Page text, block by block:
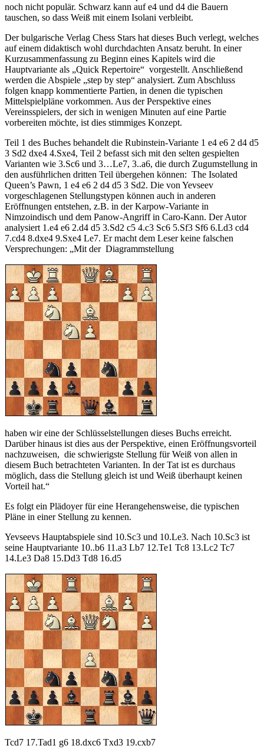
noch nicht populär. Schwarz kann auf e4 und d4 die Bauern
tauschen, so dass Weiß mit einem Isolani verbleibt.
Der bulgarische Verlag Chess Stars hat dieses Buch verlegt, welches
auf einem didaktisch wohl durchdachten Ansatz beruht. In einer
Kurzusammenfassung zu Beginn eines Kapitels wird die
Hauptvariante als „Quick Repertoire“ vorgestellt. Anschließend
werden die Abspiele „step by step“ analysiert. Zum Abschluss
folgen knapp kommentierte Partien, in denen die typischen
Mittelspielpläne vorkommen. Aus der Perspektive eines
Vereinsspielers, der sich in wenigen Minuten auf eine Partie
vorbereiten möchte, ist dies stimmiges Konzept.
Teil 1 des Buches behandelt die Rubinstein-Variante 1 e4 e6 2 d4 d5
3 Sd2 dxe4 4.Sxe4, Teil 2 befasst sich mit den selten gespielten
Varianten wie 3.Sc6 und 3…Le7, 3..a6, die durch Zugumstellung in
den ausführlichen dritten Teil übergehen können: The Isolated
Queen’s Pawn, 1 e4 e6 2 d4 d5 3 Sd2. Die von Yevseev
vorgeschlagenen Stellungstypen können auch in anderen
Eröffnungen entstehen, z.B. in der Karpow-Variante in
Nimzoindisch und dem Panow-Angriff in Caro-Kann. Der Autor
analysiert 1.e4 e6 2.d4 d5 3.Sd2 c5 4.c3 Sc6 5.Sf3 Sf6 6.Ld3 cd4
7.cd4 8.dxe4 9.Sxe4 Le7. Er macht dem Leser keine falschen
Versprechungen: „Mit der Diagrammstellung
haben wir eine der Schlüsselstellungen dieses Buchs erreicht.
Darüber hinaus ist dies aus der Perspektive, einen Eröffnungsvorteil
nachzuweisen, die schwierigste Stellung für Weiß von allen in
diesem Buch betrachteten Varianten. In der Tat ist es durchaus
möglich, dass die Stellung gleich ist und Weiß überhaupt keinen
Vorteil hat.“
Es folgt ein Plädoyer für eine Herangehensweise, die typischen
Pläne in einer Stellung zu kennen.
Yevseevs Hauptabspiele sind 10.Sc3 und 10.Le3. Nach 10.Sc3 ist
seine Hauptvariante 10..b6 11.a3 Lb7 12.Te1 Tc8 13.Lc2 Tc7
14.Le3 Da8 15.Dd3 Td8 16.d5
Tcd7 17.Tad1 g6 18.dxc6 Txd3 19.cxb7